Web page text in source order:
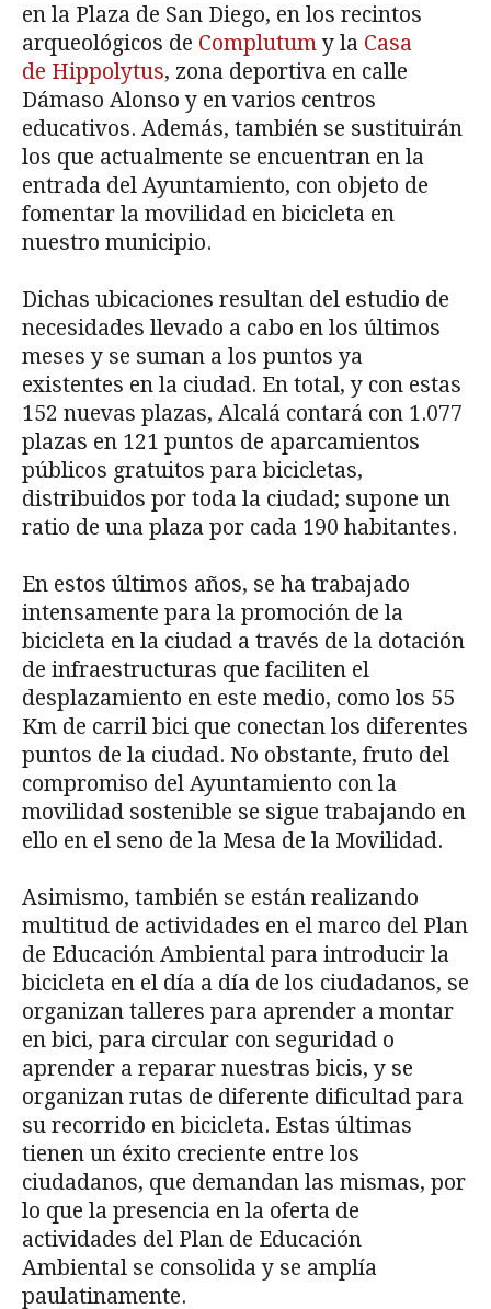
en la Plaza de San Diego, en los recintos
arqueológicos de Complutumy la Casa
de Hippolytus, zona deportiva en calle
Dámaso Alonso y en varios centros
educativos. Además, también se sustituirán
los que actualmente se encuentran en la
entrada del Ayuntamiento, con objeto de
fomentar la movilidad en bicicleta en
nuestro municipio.
Dichas ubicaciones resultan del estudio de
necesidades llevado a cabo en los últimos
meses y se suman a los puntos ya
existentes en la ciudad. En total, y con estas
152 nuevas plazas, Alcalá contará con 1.077
plazas en 121 puntos de aparcamientos
públicos gratuitos para bicicletas,
distribuidos por toda la ciudad; supone un
ratio de una plaza por cada 190 habitantes.
En estos últimos años, se ha trabajado
intensamente para la promoción de la
bicicleta en la ciudad a través de la dotación
de infraestructuras que faciliten el
desplazamiento en este medio, como los 55
Km de carril bici que conectan los diferentes
puntos de la ciudad. No obstante, fruto del
compromiso del Ayuntamiento con la
movilidad sostenible se sigue trabajando en
ello en el seno de la Mesa de la Movilidad.
Asimismo, también se están realizando
multitud de actividades en el marco del Plan
de Educación Ambiental para introducir la
bicicleta en el día a día de los ciudadanos, se
organizan talleres para aprender a montar
en bici, para circular con seguridad o
aprender a reparar nuestras bicis, y se
organizan rutas de diferente dificultad para
su recorrido en bicicleta. Estas últimas
tienen un éxito creciente entre los
ciudadanos, que demandan las mismas, por
lo que la presencia en la oferta de
actividades del Plan de Educación
Ambiental se consolida y se amplía
paulatinamente.